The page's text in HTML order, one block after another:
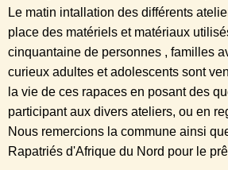
Le matin intallation des différents
place des matériels et matériaux
cinquantaine de personnes , familles
curieux adultes et adolescents sont
la vie de ces rapaces en posant des
participant aux divers ateliers, ou en
Nous remercions la commune ainsi
Rapatriés d'Afrique du Nord pour le